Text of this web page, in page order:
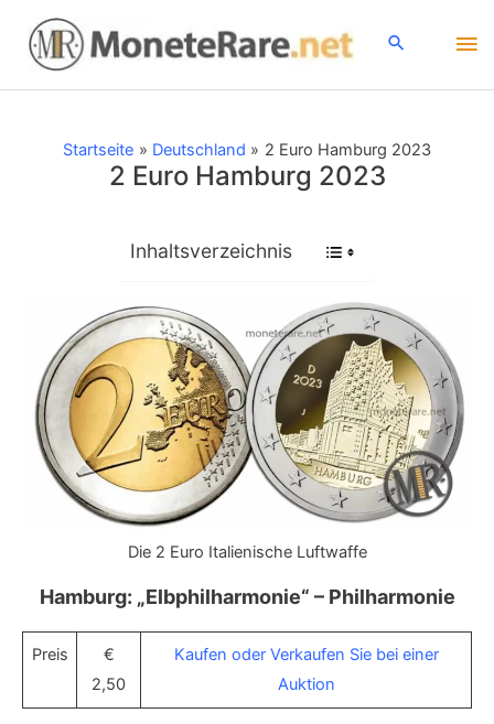
Inhalt
springen
Startseite Deutschland 2 Euro Hamburg 2023
2 Euro Hamburg 2023
Inhaltsverzeichnis
Die 2 Euro Italienische Luftwaffe
Hamburg: „Elbphilharmonie“ – Philharmonie
Preis
€
2,50
Kaufen oder Verkaufen Sie bei einer
Auktion